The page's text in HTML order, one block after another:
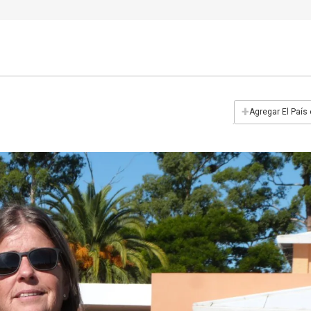
+Agregar El País